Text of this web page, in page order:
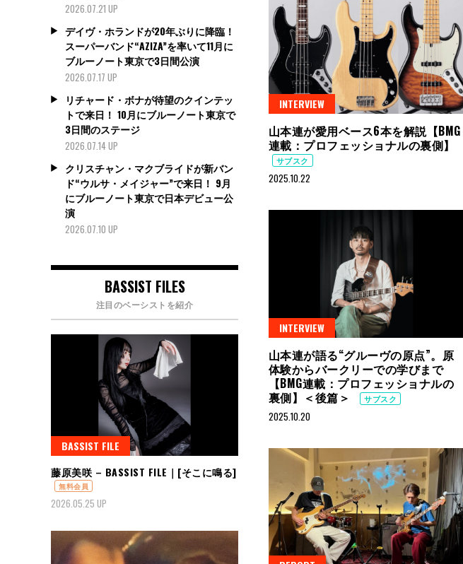
INTERVIEW
山本連が愛用ベース6本を解説【BMG
連載：プロフェッショナルの裏側】
サブスク
2025.10.22
INTERVIEW
山本連が語る“グルーヴの原点”。原
体験からバークリーでの学びまで
【BMG連載：プロフェッショナルの
裏側】＜後篇＞
サブスク
2025.10.20
2026.07.21 UP
デイヴ・ホランドが20年ぶりに降臨！
スーパーバンド“AZIZA”を率いて11月に
ブルーノート東京で3日間公演
2026.07.17 UP
リチャード・ボナが待望のクインテッ
トで来日！ 10月にブルーノート東京で
3日間のステージ
2026.07.14 UP
クリスチャン・マクブライドが新バン
ド“ウルサ・メイジャー”で来日！ 9月
にブルーノート東京で日本デビュー公
演
2026.07.10 UP
BASSIST FILES
注目のベーシストを紹介
BASSIST FILE
藤原美咲 – BASSIST FILE｜[そこに鳴る]
無料会員
2026.05.25 UP